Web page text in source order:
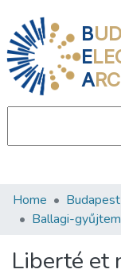
B
E
A
Communities &
Statistics
Home
Ballagi-
Liberté et